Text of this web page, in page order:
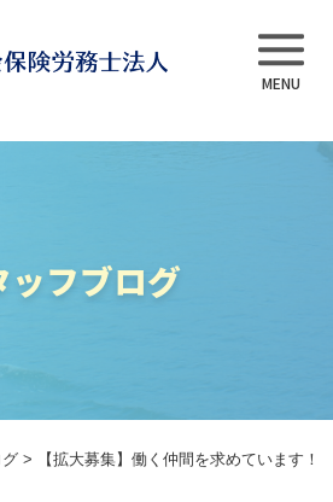
当法人について
よくある質問
ッフブログ
> 【拡大募集】働く仲間を求めています！